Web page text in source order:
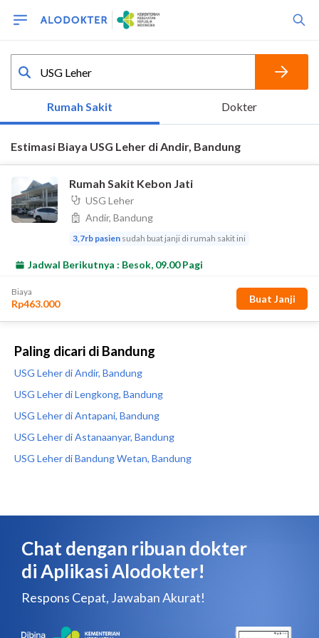
Paling dicari di Bandung
USG Leher di Andir, Bandung
USG Leher di Lengkong, Bandung
USG Leher di Antapani, Bandung
USG Leher di Astanaanyar, Bandung
USG Leher di Bandung Wetan, Bandung